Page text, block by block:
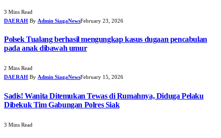
3 Mins Read
DAERAH By Admin SiagaNewsFebruary 23, 2026
Polsek Tualang berhasil mengungkap kasus dugaan pencabulan
pada anak dibawah umur
2 Mins Read
DAERAH By Admin SiagaNewsFebruary 15, 2026
Sadis! Wanita Ditemukan Tewas di Rumahnya, Diduga Pelaku
Dibekuk Tim Gabungan Polres Siak
3 Mins Read